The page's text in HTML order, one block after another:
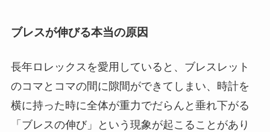
ブレスが伸びる本当の原因
長年ロレックスを愛用していると、ブレスレット
のコマとコマの間に隙間ができてしまい、時計を
横に持った時に全体が重力でだらんと垂れ下がる
「ブレスの伸び」という現象が起こることがあり